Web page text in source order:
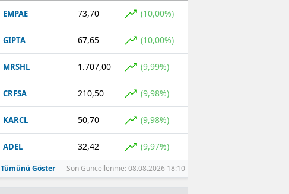
EMPAE 73,70 (10,00%)
GIPTA 67,65 (10,00%)
MRSHL 1.707,00 (9,99%)
CRFSA 210,50 (9,98%)
KARCL 50,70 (9,98%)
ADEL 32,42 (9,97%)
Tümünü Göster Son Güncellenme: 08.08.2026 18:10